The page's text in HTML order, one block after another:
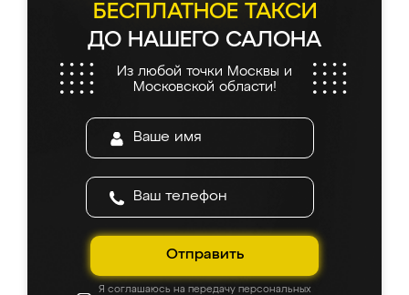
БЕСПЛАТНОЕ ТАКСИ
ДО НАШЕГО САЛОНА
Из любой точки Москвы и
Московской области!
Отправить
Я соглашаюсь на передачу персональных